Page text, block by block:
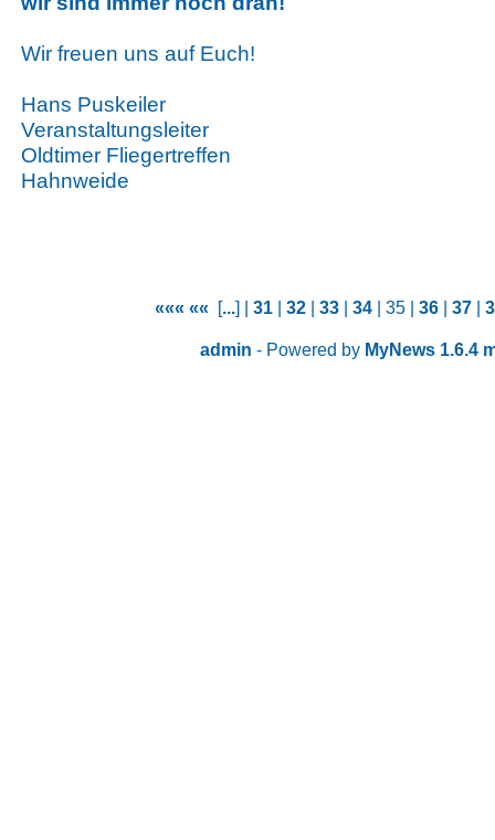
Wir freuen uns auf Euch!
Hans Puskeiler
Veranstaltungsleiter
Oldtimer Fliegertreffen
Hahnweide
««« «« [...] | 31 32 33 34 | 35 | 36 37
admin - Powered by MyNews 1.6.4